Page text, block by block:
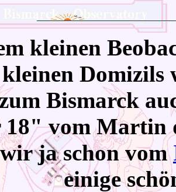
kleinen
kleinen Domizils
Bismarck
18" vom Martin
ja schon vom
einige